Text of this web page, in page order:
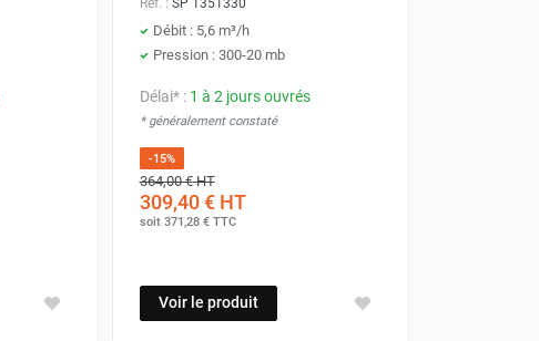
Débit : 5,6 m³/h
Pression : 300-20 mb
Délai* : 1 à 2 jours ouvrés
* généralement constaté
-15%
364,00 €HT
309,40 €HT
soit 371,28 €TTC
Voir le produit